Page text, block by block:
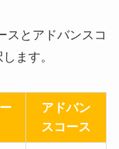
スとアドバンスコ
ます。
アドバン
スコース